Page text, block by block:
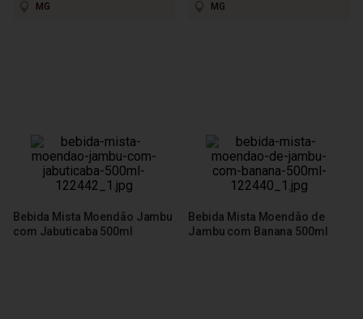
MG MG
Bebida Mista Moendão Jambu
com Jabuticaba 500ml
Bebida Mista Moendão de
Jambu com Banana 500ml